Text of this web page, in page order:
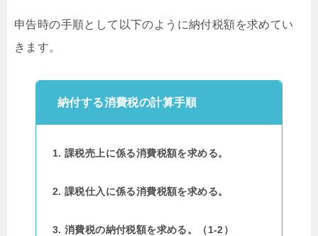
申告時の手順として以下のように納付税額を求めてい
きます。
納付する消費税の計算手順
課税売上に係る消費税額を求める。
課税仕入に係る消費税額を求める。
消費税の納付税額を求める。（1-2）